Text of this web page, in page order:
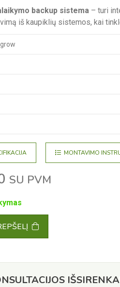
backup sistema – turi
iš kaupiklių sistemos, kai
MONTAVIMO
SU PVM